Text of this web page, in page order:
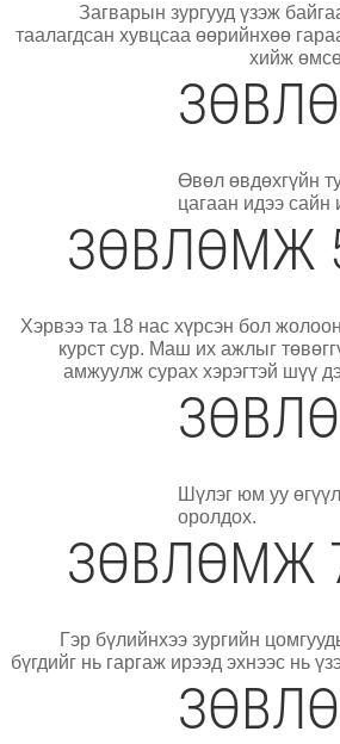
Загварын зургууд үзэж
таалагдсан хувцсаа өөрийнхөө
хийж
Өвөл өвдөхгүйн
цагаан идээ сайн
ЗӨВЛӨМЖ
Хэрвээ та 18 нас хүрсэн бол
курст сур. Маш их ажлыг
амжуулж сурах хэрэгтэй шүү
Шүлэг юм уу
оролдох.
ЗӨВЛӨМЖ
Гэр бүлийнхээ зургийн
бүгдийг нь гаргаж ирээд эхнээс нь